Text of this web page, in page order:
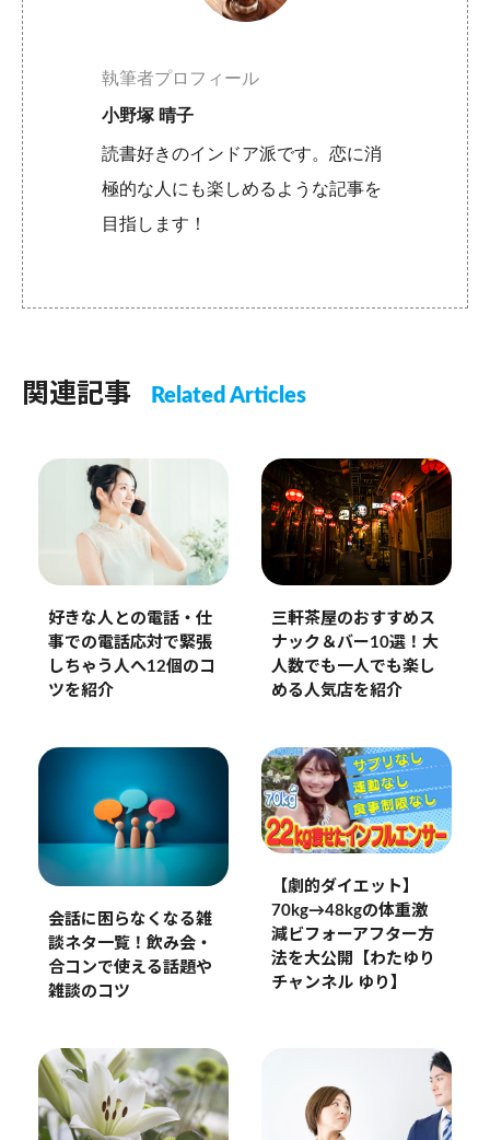
執筆者プロフィール
小野塚 晴子
読書好きのインドア派です。恋に消
極的な人にも楽しめるような記事を
目指します！
関連記事 Related Articles
好きな人との電話・仕
事での電話応対で緊張
しちゃう人へ12個のコ
ツを紹介
三軒茶屋のおすすめス
ナック＆バー10選！大
人数でも一人でも楽し
める人気店を紹介
会話に困らなくなる雑
談ネタ一覧！飲み会・
合コンで使える話題や
雑談のコツ
【劇的ダイエット】
70kg→48kgの体重激
減ビフォーアフター方
法を大公開【わたゆり
チャンネル ゆり】